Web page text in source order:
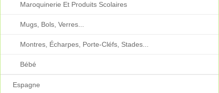
Maroquinerie Et Produits Scolaires
Mugs, Bols, Verres...
Montres, Écharpes, Porte-Cléfs, Stades...
Bébé
Espagne